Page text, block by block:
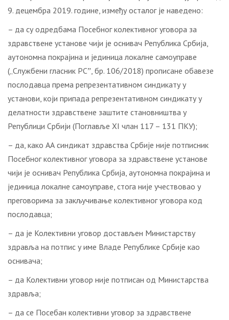
9. децембра 2019. године, између осталог је наведено:
– да су одредбама Посебног колективног уговора за
здравствене установе чији је оснивач Република Србија,
аутономна покрајина и јединица локалне самоуправе
(„Службени гласник РСˮ, бр. 106/2018) прописане обавезе
послодавца према репрезентативном синдикату у
установи, који припада репрезентативном синдикату у
делатности здравствене заштите становништва у
Републици Србији (Поглавље XI члан 117 – 131 ПКУ);
– да, како АА синдикат здравства Србије није потписник
Посебног колективног уговора за здравствене установе
чији је оснивач Република Србија, аутономна покрајина и
јединица локалне самоуправе, стога није учествовао у
преговорима за закључивање колективног уговора код
послодавца;
– да је Колективни уговор достављен Министарству
здравља на потпис у име Владе Републике Србије као
оснивача;
– да Колективни уговор није потписан од Министарства
здравља;
– да се Посебан колективни уговор за здравствене